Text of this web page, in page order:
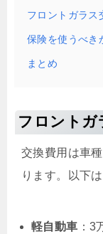
フロントガラス
保険を使うべき
まとめ
フロントガ
交換費用は車
ります。以下
軽自動車 ：3